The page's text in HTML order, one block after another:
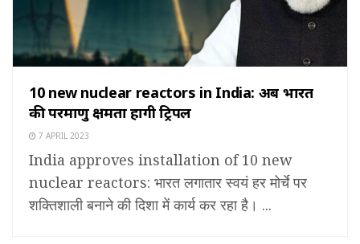
10 new nuclear reactors in India: अब भारत
की परमाणु क्षमता होंगी ट्रिपल
7 APRIL 2023
India approves installation of 10 new
nuclear reactors: भारत लगातार स्वयं हर मोर्चे पर
शक्तिशाली बनाने की दिशा में कार्य कर रहा है। ...